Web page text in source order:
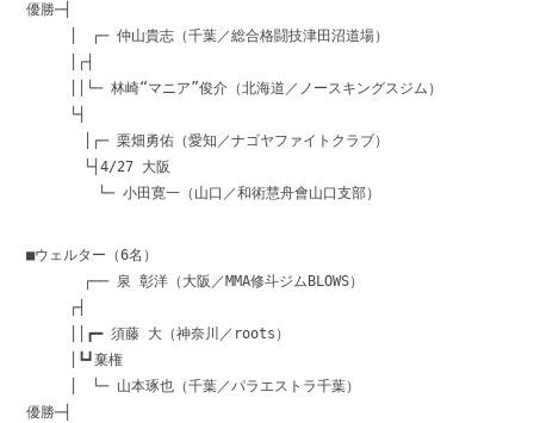
優勝─┤
│ ┌─ 仲山貴志（千葉／総合格闘技津田沼道場）
│┌┤
││└─ 林崎“マニア”俊介（北海道／ノースキングスジム）
└┤
│┌─ 栗畑勇佑（愛知／ナゴヤファイトクラブ）
└┤4/27 大阪
└─ 小田寛一（山口／和術慧舟會山口支部）
■ウェルター（6名）
┌── 泉 彰洋（大阪／MMA修斗ジムBLOWS）
┌┤
││┏━ 須藤 大（神奈川／roots）
│┗┛棄権
│ └─ 山本琢也（千葉／パラエストラ千葉）
優勝─┤